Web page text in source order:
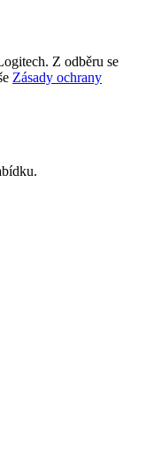
Z odběru se
Zásady ochrany